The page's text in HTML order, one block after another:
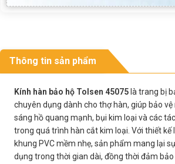
Thông tin sản phẩm
Kính hàn bảo hộ Tolsen 45075 là trang bị
chuyên dụng dành cho thợ hàn, giúp bảo
sáng hồ quang mạnh, bụi kim loại và các
trong quá trình hàn cắt kim loại. Với thiết kế
khung PVC mềm nhẹ, sản phẩm mang lại
dụng trong thời gian dài, đồng thời đảm